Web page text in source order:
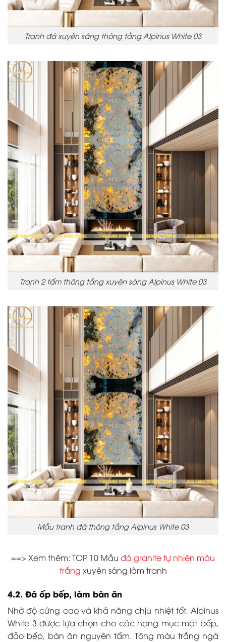
Tranh đá xuyên sáng thông tầng Alpinus White 03
Tranh 2 tấm thông tầng xuyên sáng Alpinus White 03
Mẫu tranh đá thông tầng Alpinus White 03
==> Xem thêm: TOP 10 Mẫu đá granite tự nhiên màu
trắng xuyên sáng làm tranh
4.2. Đá ốp bếp, làm bàn ăn
Nhờ độ cứng cao và khả năng chịu nhiệt tốt, Alpinus
White 3 được lựa chọn cho các hạng mục mặt bếp,
đảo bếp, bàn ăn nguyên tấm. Tông màu trắng ngà